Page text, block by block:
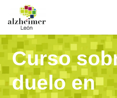
Curso
duelo en